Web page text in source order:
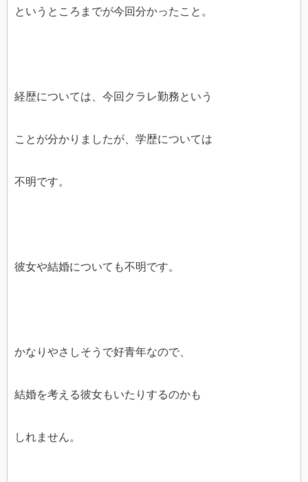
というところまでが今回分かったこと。
経歴については、今回クラレ勤務という
ことが分かりましたが、学歴については
不明です。
彼女や結婚についても不明です。
かなりやさしそうで好青年なので、
結婚を考える彼女もいたりするのかも
しれません。